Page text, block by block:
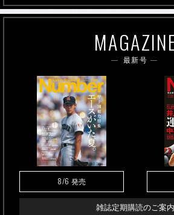
最新号
8/6 発売
雑誌定期購読のご案内